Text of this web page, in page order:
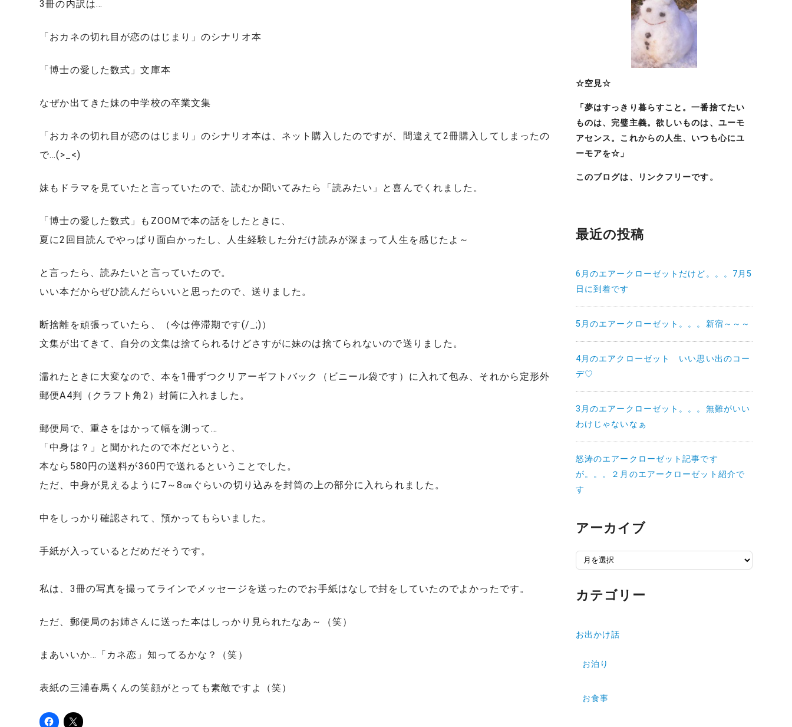
3冊の内訳は…
「おカネの切れ目が恋のはじまり」のシナリオ本
「博士の愛した数式」文庫本
なぜか出てきた妹の中学校の卒業文集
「おカネの切れ目が恋のはじまり」のシナリオ本は、ネット購入したのですが、間違えて2冊購入してしまったの
で…(>_<)
妹もドラマを見ていたと言っていたので、読むか聞いてみたら「読みたい」と喜んでくれました。
「博士の愛した数式」もZOOMで本の話をしたときに、
夏に2回目読んでやっぱり面白かったし、人生経験した分だけ読みが深まって人生を感じたよ～
と言ったら、読みたいと言っていたので。
いい本だからぜひ読んだらいいと思ったので、送りました。
断捨離を頑張っていたら、（今は停滞期です(/_;)）
文集が出てきて、自分の文集は捨てられるけどさすがに妹のは捨てられないので送りました。
濡れたときに大変なので、本を1冊ずつクリアーギフトバック（ビニール袋です）に入れて包み、それから定形外
郵便A4判（クラフト角2）封筒に入れました。
郵便局で、重さをはかって幅を測って…
「中身は？」と聞かれたので本だというと、
本なら580円の送料が360円で送れるということでした。
ただ、中身が見えるように7～8㎝ぐらいの切り込みを封筒の上の部分に入れられました。
中をしっかり確認されて、預かってもらいました。
手紙が入っているとだめだそうです。
私は、3冊の写真を撮ってラインでメッセージを送ったのでお手紙はなしで封をしていたのでよかったです。
ただ、郵便局のお姉さんに送った本はしっかり見られたなあ～（笑）
まあいいか…「カネ恋」知ってるかな？（笑）
表紙の三浦春馬くんの笑顔がとっても素敵ですよ（笑）
☆空見☆
「夢はすっきり暮らすこと。一番捨てたい
ものは、完璧主義。欲しいものは、ユーモ
アセンス。これからの人生、いつも心にユ
ーモアを☆」
このブログは、リンクフリーです。
最近の投稿
6月のエアークローゼットだけど。。。7月5
日に到着です
5月のエアークローゼット。。。新宿～～～
4月のエアクローゼット いい思い出のコー
デ♡
3月のエアークローゼット。。。無難がいい
わけじゃないなぁ
怒涛のエアークローゼット記事です
が。。。２月のエアークローゼット紹介で
す
アーカイブ
ー
カ
イ
カテゴリー
お出かけ話
お泊り
お食事